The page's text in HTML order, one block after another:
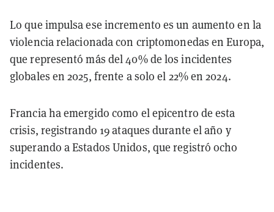
Lo que impulsa ese incremento es un aumento en la
violencia relacionada con criptomonedas en Europa,
que representó más del 40% de los incidentes
globales en 2025, frente a solo el 22% en 2024.
Francia ha emergido como el epicentro de esta
crisis, registrando 19 ataques durante el año y
superando a Estados Unidos, que registró ocho
incidentes.